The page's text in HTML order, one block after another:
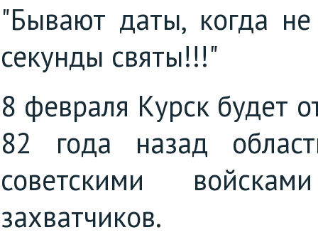
"Бывают даты, когда
секунды святы!!!"
8 февраля Курск будет
82 года назад
советскими
захватчиков.